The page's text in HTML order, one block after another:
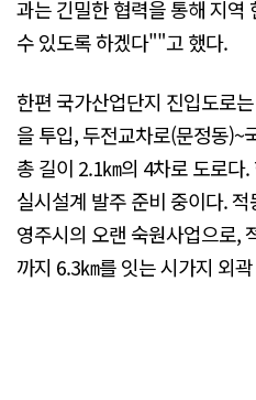
과는 긴밀한 협력을 통해 지역
수 있도록 하겠다""고 했다.
한편 국가산업단지 진입도로
을 투입, 두전교차로(문정동)~
총 길이 2.1㎞의 4차로 도로다
실시설계 발주 준비 중이다.
영주시의 오랜 숙원사업으로,
까지 6.3㎞를 잇는 시가지 외